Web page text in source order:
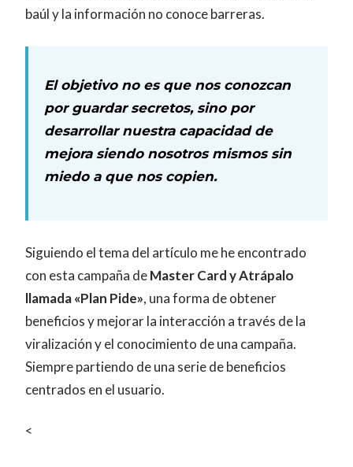
baúl y la información no conoce barreras.
El objetivo no es que nos conozcan
por guardar secretos, sino por
desarrollar nuestra capacidad de
mejora siendo nosotros mismos sin
miedo a que nos copien.
Siguiendo el tema del artículo me he encontrado
con esta campaña deMaster Card y Atrápalo
llamada «Plan Pide», una forma de obtener
beneficios y mejorar la interacción a través de la
viralización y el conocimiento de una campaña.
Siempre partiendo de una serie de beneficios
centrados en el usuario.
<